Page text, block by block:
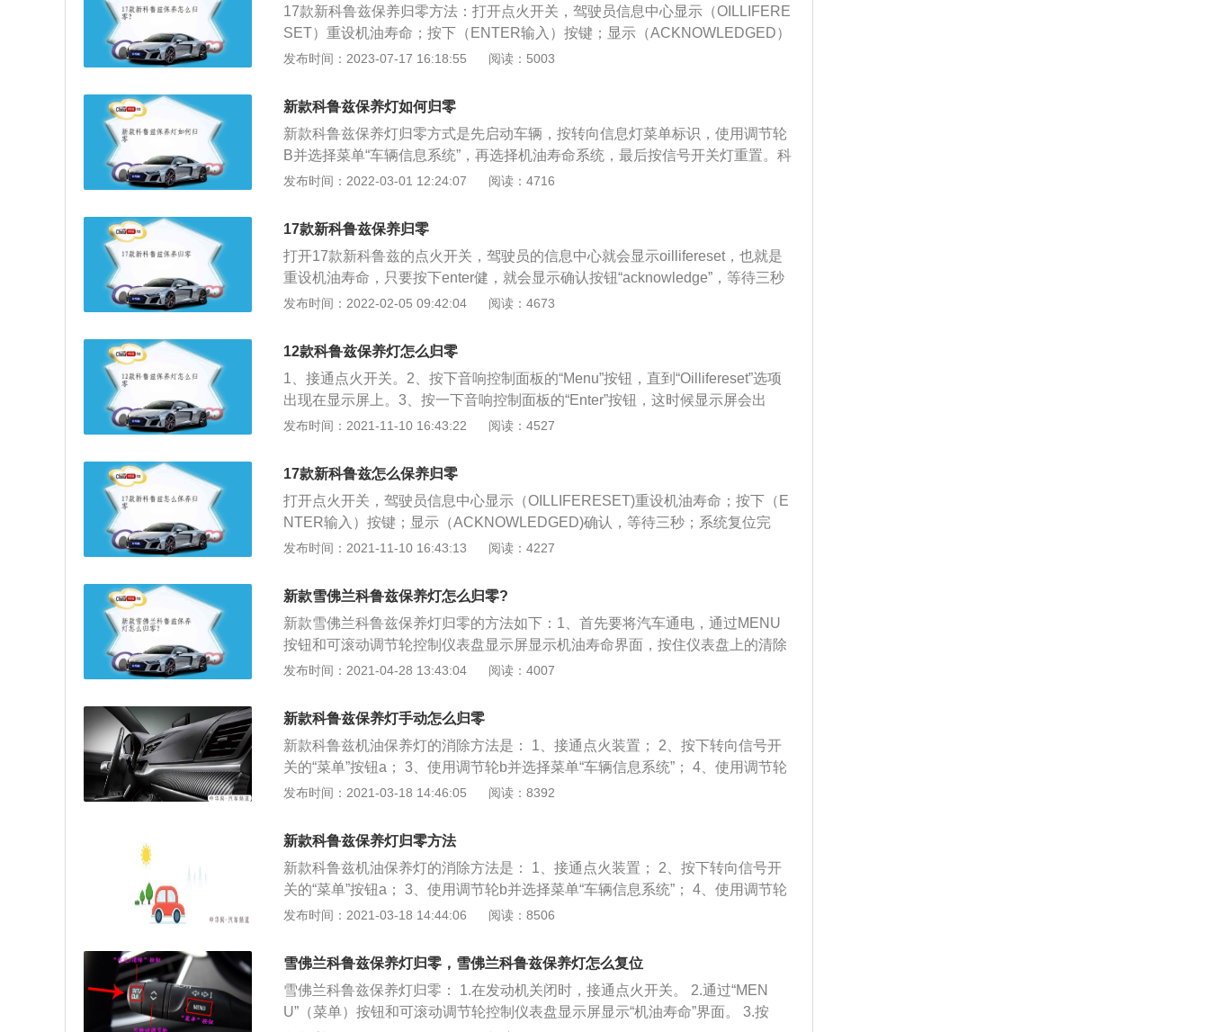
17款新科鲁兹保养归零方法：打开点火开关，驾驶员信息中心显示（OILLIFERE
SET）重设机油寿命；按下（ENTER输入）按键；显示（ACKNOWLEDGED）
确认，等待三秒，系统复位完成，关闭点火开关，然后重新启动发动机检查复位
灯就会亮；做了保养后，服务站会把保养灯归零，开始记录行车里程，到下一次
保养公里数时提示。2017款的科鲁兹两厢版的车身尺寸长度为4666mm、宽度为
1807mm、高度为1460mm、轴距为2700mm。
发布时间：2023-07-17 16:18:55 阅读：5003
新款科鲁兹保养灯如何归零
新款科鲁兹保养灯归零方式是先启动车辆，按转向信息灯菜单标识，使用调节轮
B并选择菜单“车辆信息系统”，再选择机油寿命系统，最后按信号开关灯重置。科
鲁兹是属于雪佛兰旗下汽车品牌，是一款美系汽车，是通用汽车定位性价比紧凑
箱，完全可以满足日常出行的需要，省油而动力够，经济实用。从外观上看，新
款的科鲁兹继续沿用了家族设计风格元素，唯一改变的是尾巴标识，凸显雪佛兰
品牌特色。科鲁兹是通过整合全球的资源设计研发的一款紧凑型轿车，以性能、
实用和设计为主打，务求在国内紧凑车型市场抢占一定份额。
发布时间：2022-03-01 12:24:07 阅读：4716
17款新科鲁兹保养归零
打开17款新科鲁兹的点火开关，驾驶员的信息中心就会显示oillifereset，也就是
重设机油寿命，只要按下enter健，就会显示确认按钮“acknowledge”，等待三秒
之后，系统就会复位，保养灯归零。保养灯其实就是厂家在生产汽车时候所设置
某些配件。保养灯的提示系统所考察的部分是很多的，可以按时间或者里程去进
行考察，也会根据机油的清洁度、黏度还有水分等等的杂质含量去计算判断是否
提醒车主进行更换配件进行保养。
发布时间：2022-02-05 09:42:04 阅读：4673
12款科鲁兹保养灯怎么归零
1、接通点火开关。2、按下音响控制面板的“Menu”按钮，直到“Oillifereset”选项
出现在显示屏上。3、按一下音响控制面板的“Enter”按钮，这时候显示屏会出
现“Acknowledged”，大约3秒钟后之后，保养灯自会归零。汽车的保养灯亮起，
保养的好，大都能行驶30到40万公里左右。汽车保养分为大保养和小保养，大保
养可以参考买车时附带的保养手册，小保养大多是5000公里或者半年一保养。下
面说一些经常保养的项目：1、轮胎：轮胎为橡胶制品，有具体使用年限，一般
为四至五年，如果损坏严重、胎面已经出现裂缝，建议进行更换。2、火花塞。
不同种类的火花塞，寿命也不同。一般来说，大多数车用的是镍合金火花塞，车
公里，以先到者为准。使用矿物质机油的车子，每行驶5000公里就要换机油；使
用合成机油的车子，机油更换里程可延至7500-10000公里。
发布时间：2021-11-10 16:43:22 阅读：4527
17款新科鲁兹怎么保养归零
打开点火开关，驾驶员信息中心显示（OILLIFERESET)重设机油寿命；按下（E
NTER输入）按键；显示（ACKNOWLEDGED)确认，等待三秒；系统复位完
成；关闭点火开关，然后重新启动发动机检查复位情况。为了保证汽车正常行
主就要及时更换配件。保养灯就像一个计数器，就像跑步比赛中的秒表。当然保
养提示系统考察的方面很多，分按时间和按里程两种模式，时刻根据机油的清洁
度，黏度，水份等杂质含量等因素计算保养里程.每次保养后，都需要把以前的记
录清除归零，才能从新计算。现在的车行车电脑都有保养里程提示，如果到了公
里数没有做保养，那保养灯就会亮；做了保养后，服务站会帮你把保养灯归零，
也可以把保养灯归零的，按照说明书上来操作。
发布时间：2021-11-10 16:43:13 阅读：4227
新款雪佛兰科鲁兹保养灯怎么归零?
新款雪佛兰科鲁兹保养灯归零的方法如下：1、首先要将汽车通电，通过MENU
按钮和可滚动调节轮控制仪表盘显示屏显示机油寿命界面，按住仪表盘上的清除
按键时间持续在几秒钟左右，这时汽车上的保养灯就会归零；2、汽车在保养之
使用过程中不要随意复位机油寿命显示，除非汽车是在更换机油之后，否则保养
灯是不能准确复位的；3、雪佛兰科鲁兹是通用旗下打造的一款紧凑型轿车，这
款车也是雪佛兰汽车的标杆车型，雪佛兰科鲁兹一直在家用车市场占据着比较重
要的地位，这款车的官方指导价格为10.99-16.99万元；4、新款科鲁兹外观上最
明显的变化在于尾部标识的改变，汽车的动力用尾部的330和320分别来表示，这
力要更强劲一些；5、传动系统方面，1.4T车型匹配7速双离合变速箱，1.5L车型
匹配6速自动变速箱和6速手动变速箱，整体的动力表现还是非常不错的。
发布时间：2021-04-28 13:43:04 阅读：4007
新款科鲁兹保养灯手动怎么归零
新款科鲁兹机油保养灯的消除方法是： 1、接通点火装置； 2、按下转向信号开
关的“菜单”按钮a； 3、使用调节轮b并选择菜单“车辆信息系统”； 4、使用调节轮
并选择菜单“机油寿命系统”； 5、按下转向信号开关按钮c“set/clr（设置/清除）”并
发布时间：2021-03-18 14:46:05 阅读：8392
新款科鲁兹保养灯归零方法
新款科鲁兹机油保养灯的消除方法是： 1、接通点火装置； 2、按下转向信号开
关的“菜单”按钮a； 3、使用调节轮b并选择菜单“车辆信息系统”； 4、使用调节轮
并选择菜单“机油寿命系统”； 5、按下转向信号开关按钮c“set/clr（设置/清除）”并
发布时间：2021-03-18 14:44:06 阅读：8506
雪佛兰科鲁兹保养灯归零，雪佛兰科鲁兹保养灯怎么复位
雪佛兰科鲁兹保养灯归零： 1.在发动机关闭时，接通点火开关。 2.通过“MEN
U”（菜单）按钮和可滚动调节轮控制仪表盘显示屏显示“机油寿命”界面。 3.按